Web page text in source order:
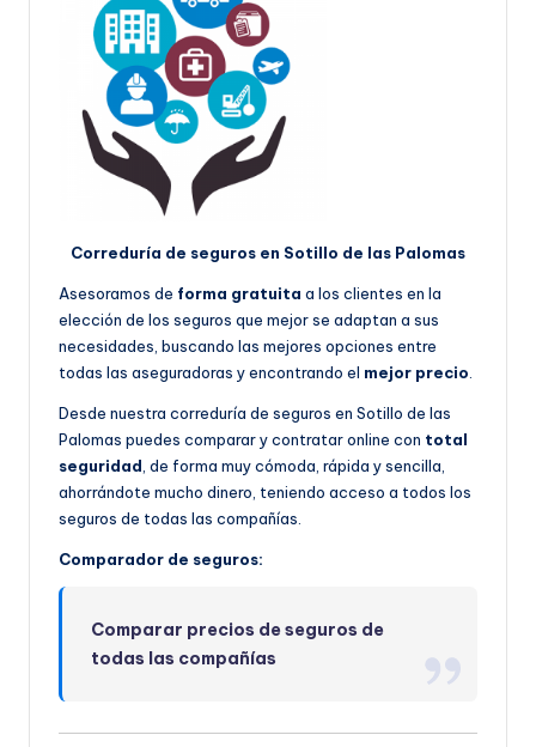
Correduría de seguros en Sotillo de las Palomas
Asesoramos de forma gratuita a los clientes en la
elección de los seguros que mejor se adaptan a sus
necesidades, buscando las mejores opciones entre
todas las aseguradoras y encontrando el mejor precio.
Desde nuestra correduría de seguros en Sotillo de las
Palomas puedes comparar y contratar online con total
seguridad, de forma muy cómoda, rápida y sencilla,
ahorrándote mucho dinero, teniendo acceso a todos los
seguros de todas las compañías.
Comparador de seguros:
Comparar precios de seguros de
todas las compañías